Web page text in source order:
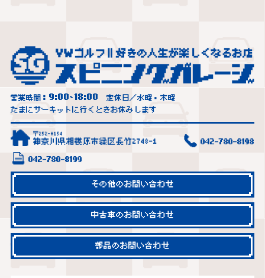
営業時間： 9:00~18:00
定休日／水曜・木曜
たまにサーキットに行くときお休みします
〒252-0154
神奈川県相模原市緑区長竹2748-1 042-780-8198
042-780-8199
その他のお問い合わせ
中古車のお問い合わせ
部品のお問い合わせ